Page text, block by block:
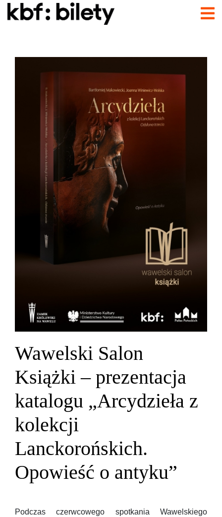
Wawelski Salon
Książki – prezentacja
katalogu „Arcydzieła z
kolekcji
Lanckorońskich.
Opowieść o antyku”
Podczas czerwcowego spotkania Wawelskiego